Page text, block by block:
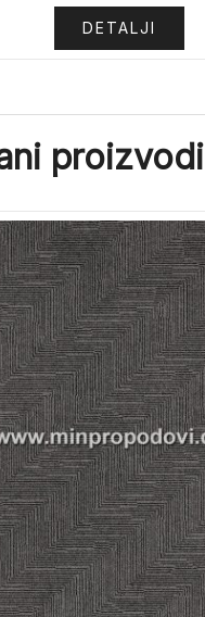
DETALJI
proizvodi